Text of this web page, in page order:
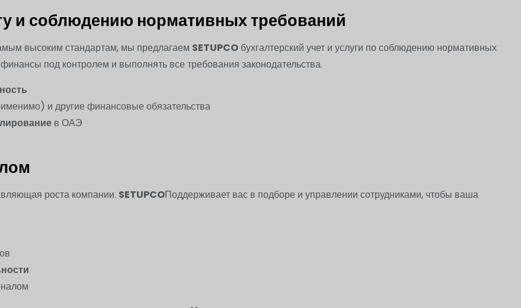
и соблюдению нормативных требований
высоким стандартам, мы предлагаем SETUPCO бухгалтерский учет и услуги по соблюдению нормативных
под контролем и выполнять все требования законодательства.
и другие финансовые обязательства
в ОАЭ
роста компании. SETUPCOПоддерживает вас в подборе и управлении сотрудниками, чтобы ваша